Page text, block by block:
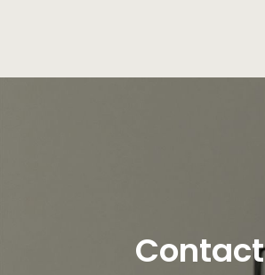
Contact